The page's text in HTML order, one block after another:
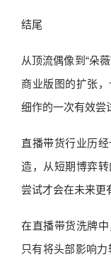
结尾
从顶流偶像到“朵
商业版图的扩张
细作的一次有效尝
直播带货行业历
造，从短期博弈
尝试才会在未来更
在直播带货洗牌中
只有将头部影响